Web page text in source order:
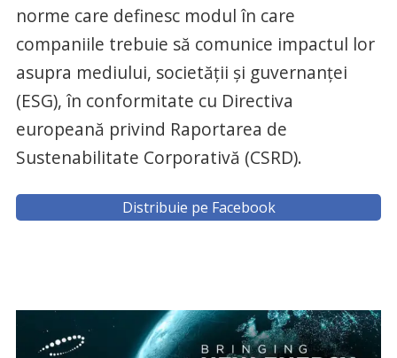
norme care definesc modul în care
companiile trebuie să comunice impactul lor
asupra mediului, societății și guvernanței
(ESG), în conformitate cu Directiva
europeană privind Raportarea de
Sustenabilitate Corporativă (CSRD).
Distribuie pe Facebook